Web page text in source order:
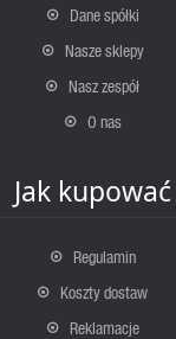
Dane spółki
Nasze sklepy
Nasz zespół
O nas
Jak kupować
Regulamin
Koszty dostaw
Reklamacje